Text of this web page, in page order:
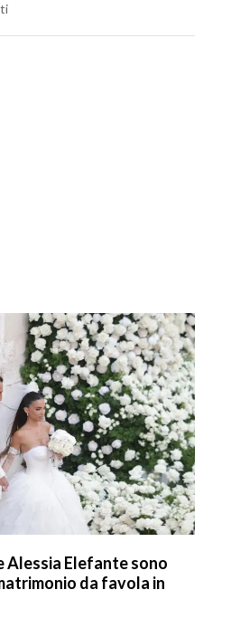
Alessia Elefante sono
da favola in